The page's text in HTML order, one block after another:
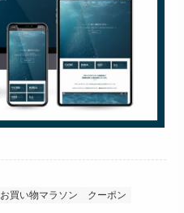
お買い物マラソン クーポン